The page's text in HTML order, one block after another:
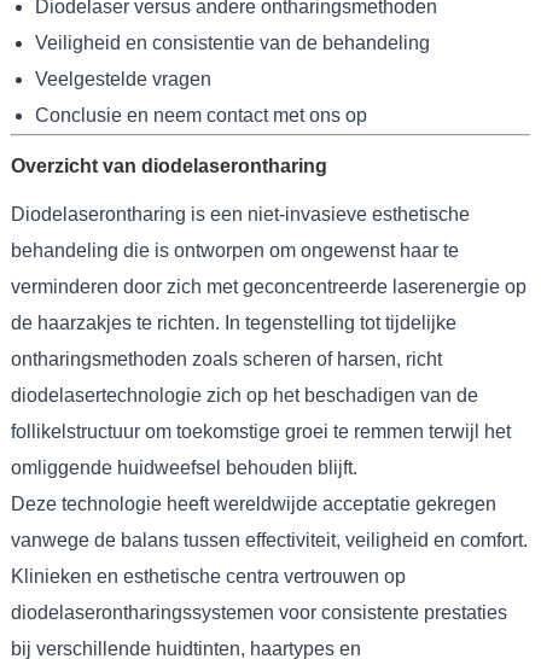
Diodelaser versus andere ontharingsmethoden
Veiligheid en consistentie van de behandeling
Veelgestelde vragen
Conclusie en neem contact met ons op
Overzicht van diodelaserontharing
Diodelaserontharing is een niet-invasieve esthetische
behandeling die is ontworpen om ongewenst haar te
verminderen door zich met geconcentreerde laserenergie op
de haarzakjes te richten. In tegenstelling tot tijdelijke
ontharingsmethoden zoals scheren of harsen, richt
diodelasertechnologie zich op het beschadigen van de
follikelstructuur om toekomstige groei te remmen terwijl het
omliggende huidweefsel behouden blijft.
Deze technologie heeft wereldwijde acceptatie gekregen
vanwege de balans tussen effectiviteit, veiligheid en comfort.
Klinieken en esthetische centra vertrouwen op
diodelaserontharingssystemen voor consistente prestaties
bij verschillende huidtinten, haartypes en